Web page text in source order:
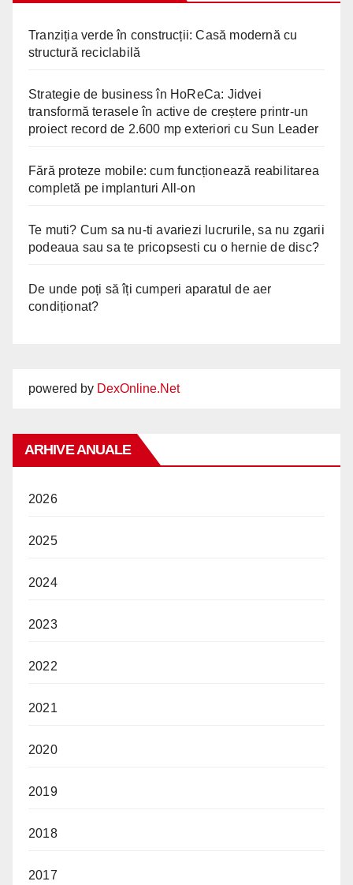
Tranziția verde în construcții: Casă modernă cu
structură reciclabilă
Strategie de business în HoReCa: Jidvei
transformă terasele în active de creștere printr-un
proiect record de 2.600 mp exteriori cu Sun Leader
Fără proteze mobile: cum funcționează reabilitarea
completă pe implanturi All-on
Te muti? Cum sa nu-ti avariezi lucrurile, sa nu zgarii
podeaua sau sa te pricopsesti cu o hernie de disc?
De unde poți să îți cumperi aparatul de aer
condiționat?
powered by DexOnline.Net
ARHIVE ANUALE
2026
2025
2024
2023
2022
2021
2020
2019
2018
2017